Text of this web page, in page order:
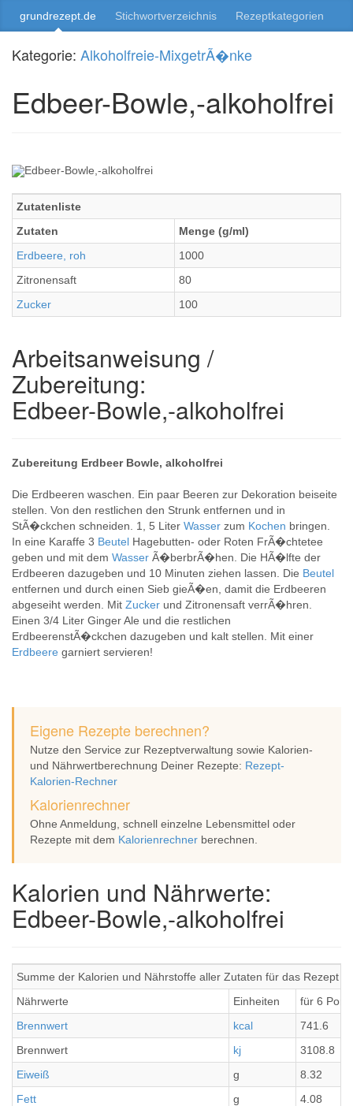
grundrezept.de Stichwortverzeichnis Rezeptkategorien
Kategorie: Alkoholfreie-MixgetrÃ�nke
Edbeer-Bowle,-alkoholfrei
Zutatenliste
Zutaten
Menge (g/ml)
Erdbeere, roh
1000
Zitronensaft
80
Zucker
100
Arbeitsanweisung /
Zubereitung:
Edbeer-Bowle,-alkoholfrei
Zubereitung Erdbeer Bowle, alkoholfrei
Die Erdbeeren waschen. Ein paar Beeren zur Dekoration beiseite
stellen. Von den restlichen den Strunk entfernen und in
StÃ�ckchen schneiden. 1, 5 Liter Wasser zum Kochen bringen.
In eine Karaffe 3 Beutel Hagebutten- oder Roten FrÃ�chtetee
geben und mit dem Wasser Ã�berbrÃ�hen. Die HÃ�lfte der
Erdbeeren dazugeben und 10 Minuten ziehen lassen. Die Beutel
entfernen und durch einen Sieb gieÃ�en, damit die Erdbeeren
abgeseiht werden. Mit Zucker und Zitronensaft verrÃ�hren.
Einen 3/4 Liter Ginger Ale und die restlichen
ErdbeerenstÃ�ckchen dazugeben und kalt stellen. Mit einer
Erdbeere garniert servieren!
Eigene Rezepte berechnen?
Nutze den Service zur Rezeptverwaltung sowie Kalorien-
und Nährwertberechnung Deiner Rezepte: Rezept-
Kalorien-Rechner
Kalorienrechner
Ohne Anmeldung, schnell einzelne Lebensmittel oder
Rezepte mit dem Kalorienrechner berechnen.
Kalorien und Nährwerte:
Edbeer-Bowle,-alkoholfrei
Summe der Kalorien und Nährstoffe aller Zutaten für das Rezept
Nährwerte
Einheiten
für 6
Brennwert
kcal
741.6
Brennwert
kj
3108.8
Eiweiß
g
8.32
Fett
g
4.08